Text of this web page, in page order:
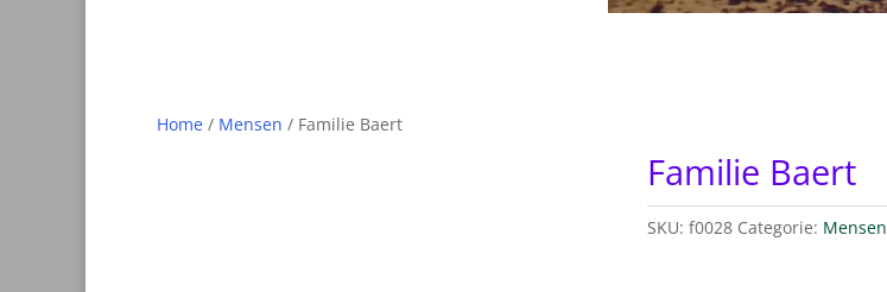
Home / Mensen / Familie Baert
Familie Baert
SKU:f0028 Categorie: Mensen